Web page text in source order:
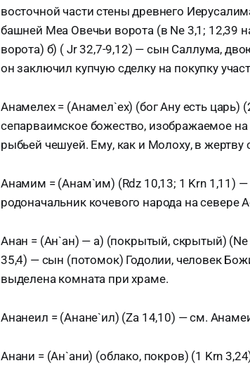
восточной части стены древнего
башней Меа Овечьи ворота (в Ne 3,1; 12,39
ворота) б) ( Jr 32,7-9,12) — сын Саллума,
он заключил купчую сделку на покупку
Анамелех = (Анамел`ех) (бог Ану есть царь)
сепарваимское божество, изображаемое
рыбьей чешуей. Ему, как и Молоху, в жертву
Анамим = (Анам`им) (Rdz 10,13; 1 Krn 1,11)
родоначальник кочевого народа на севере
Анан = (Ан`ан) — а) (покрытый, скрытый)
35,4) — сын (потомок) Годолии, человек
выделена комната при храме.
Ананеил = (Анане`ил) (Za 14,10) — см.
Анани = (Ан`ани) (облако, покров) (1 Krn